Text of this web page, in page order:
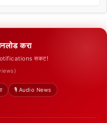
करा
Notifications सकट!
🎙️ Audio News